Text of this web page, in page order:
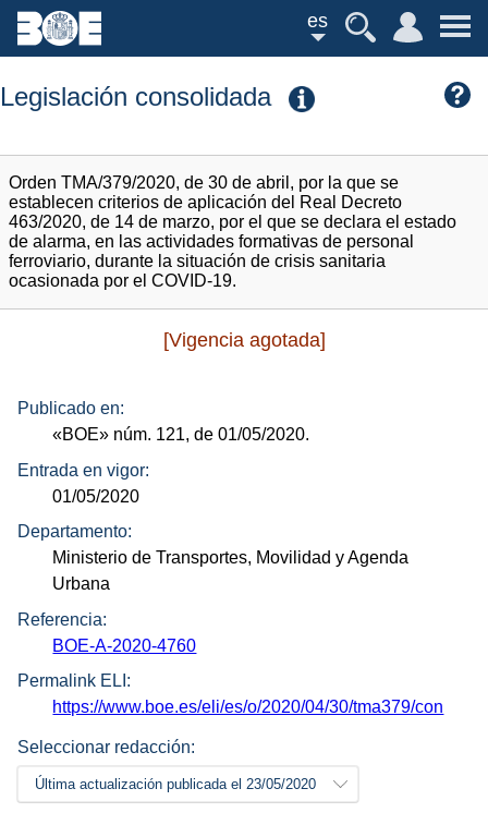
es
Legislación consolidada
Orden TMA/379/2020, de 30 de abril, por la que se
establecen criterios de aplicación del Real Decreto
463/2020, de 14 de marzo, por el que se declara el estado
de alarma, en las actividades formativas de personal
ferroviario, durante la situación de crisis sanitaria
ocasionada por el COVID-19.
[Vigencia agotada]
Publicado en:
«BOE» núm. 121, de 01/05/2020.
Entrada en vigor:
01/05/2020
Departamento:
Ministerio de Transportes, Movilidad y Agenda
Urbana
Referencia:
BOE-A-2020-4760
Permalink ELI:
https://www.boe.es/eli/es/o/2020/04/30/tma379/con
Seleccionar redacción:
Última actualización publicada el 23/05/2020